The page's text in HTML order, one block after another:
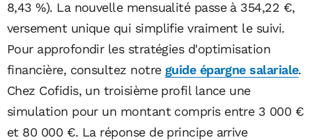
8,43 %). La nouvelle mensualité passe à 354,22 €,
versement unique qui simplifie vraiment le suivi.
Pour approfondir les stratégies d'optimisation
financière, consultez notre guide épargne salariale.
Chez Cofidis, un troisième profil lance une
simulation pour un montant compris entre 3 000 €
et 80 000 €. La réponse de principe arrive